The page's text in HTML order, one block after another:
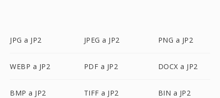
JPG a JP2 JPEG a JP2 PNG a JP2
WEBP a JP2 PDF a JP2 DOCX a JP2
BMP a JP2 TIFF a JP2 BIN a JP2